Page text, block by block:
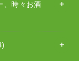
、時々お酒